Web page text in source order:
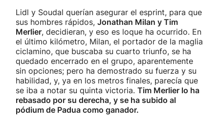
Lidl y Soudal querían asegurar el esprint, para que
sus hombres rápidos, Jonathan Milan y Tim
Merlier, decidieran, y eso es loque ha ocurrido. En
el último kilómetro, Milan, el portador de la maglia
ciclamino, que buscaba su cuarto triunfo, se ha
quedado encerrado en el grupo, aparentemente
sin opciones; pero ha demostrado su fuerza y su
habilidad, y, ya en los metros finales, parecía que
se iba a notar su quinta victoria. Tim Merlier lo ha
rebasado por su derecha, y se ha subido al
pódium de Padua como ganador.